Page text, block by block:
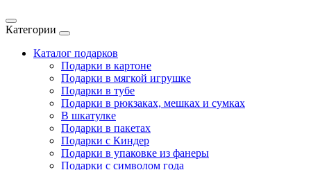
Категории
Каталог подарков
Подарки в картоне
Подарки в мягкой игрушке
Подарки в тубе
Подарки в рюкзаках, мешках и сумках
В шкатулке
Подарки в пакетах
Подарки с Киндер
Подарки в упаковке из фанеры
Подарки с символом года